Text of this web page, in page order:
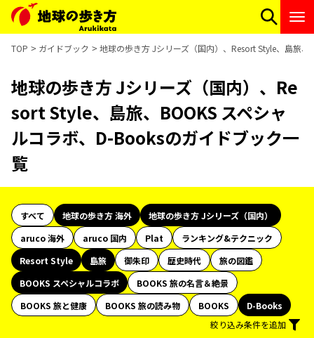
TOP ガイドブック 地球の歩き方 Jシリーズ（国内）、Resort Style、島旅
地球の歩き方 Jシリーズ（国内）、Re
sort Style、島旅、BOOKS スペシャ
ルコラボ、D-Booksのガイドブック一
覧
すべて 地球の歩き方 海外
地球の歩き方 Jシリーズ（国内）
aruco 海外
aruco 国内 Plat
ランキング&テクニック
Resort Style
島旅 御朱印 歴史時代
旅の図鑑
BOOKS スペシャルコラボ
BOOKS 旅の名言＆絶景
BOOKS 旅と健康
BOOKS 旅の読み物 BOOKS
D-Books
絞り込み条件を追加